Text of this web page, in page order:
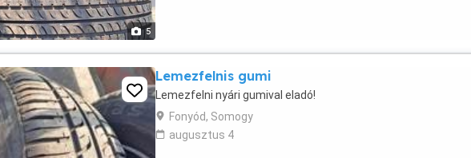
5
Lemezfelnis gumi
Lemezfelni nyári gumival eladó!
Fonyód, Somogy
augusztus 4